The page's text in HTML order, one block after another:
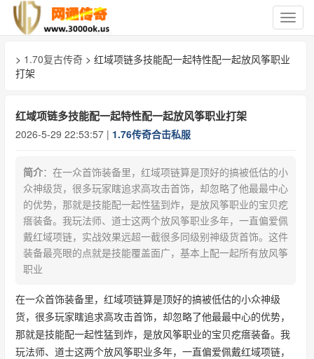
切
换
航
> 1.70复古传奇 > 红域项链多技能配一起特性配一起放风筝职业
打架
红域项链多技能配一起特性配一起放风筝职业打架
2026-5-29 22:53:57 | 1.76传奇合击私服
简介：在一众首饰装备里，红域项链算是顶好的搞被低估的小
众神级货，很多玩家瞎追求高攻击首饰，却忽略了他最最中心
的优势，那就是技能配一起性猛到炸，是放风筝职业的宝贝疙
瘩装备。我玩法师、道士这两个放风筝职业多年，一直偏爱佩
戴红域项链，实战效果远超一截很多同级别神级货首饰。这件
装备最亮眼的点就是技能覆盖面广，基本上配一起所有放风筝
职业
在一众首饰装备里，红域项链算是顶好的搞被低估的小众神级
货，很多玩家瞎追求高攻击首饰，却忽略了他最最中心的优势，
那就是技能配一起性猛到炸，是放风筝职业的宝贝疙瘩装备。我
玩法师、道士这两个放风筝职业多年，一直偏爱佩戴红域项链，